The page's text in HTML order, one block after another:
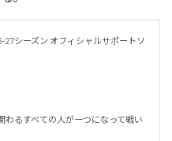
27シーズン オフィシャルサポートソ
るすべての人が一つになって戦い